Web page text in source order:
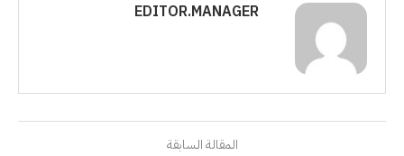
EDITOR.MANAGER
المقالة السابقة